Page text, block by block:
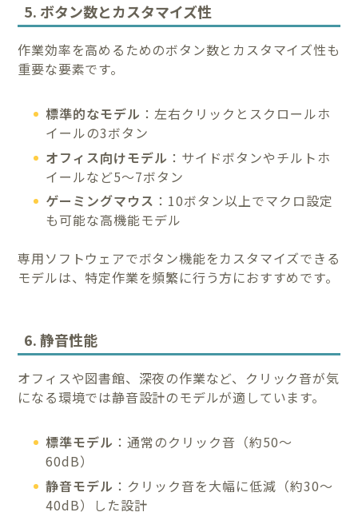
5. ボタン数とカスタマイズ性
作業効率を高めるためのボタン数とカスタマイズ性も
重要な要素です。
標準的なモデル ：左右クリックとスクロールホ
イールの3ボタン
オフィス向けモデル ：サイドボタンやチルトホ
イールなど5〜7ボタン
ゲーミングマウス ：10ボタン以上でマクロ設定
も可能な高機能モデル
専用ソフトウェアでボタン機能をカスタマイズできる
モデルは、特定作業を頻繁に行う方におすすめです。
6. 静音性能
オフィスや図書館、深夜の作業など、クリック音が気
になる環境では静音設計のモデルが適しています。
標準モデル ：通常のクリック音（約50〜
60dB）
静音モデル ：クリック音を大幅に低減（約30〜
40dB）した設計